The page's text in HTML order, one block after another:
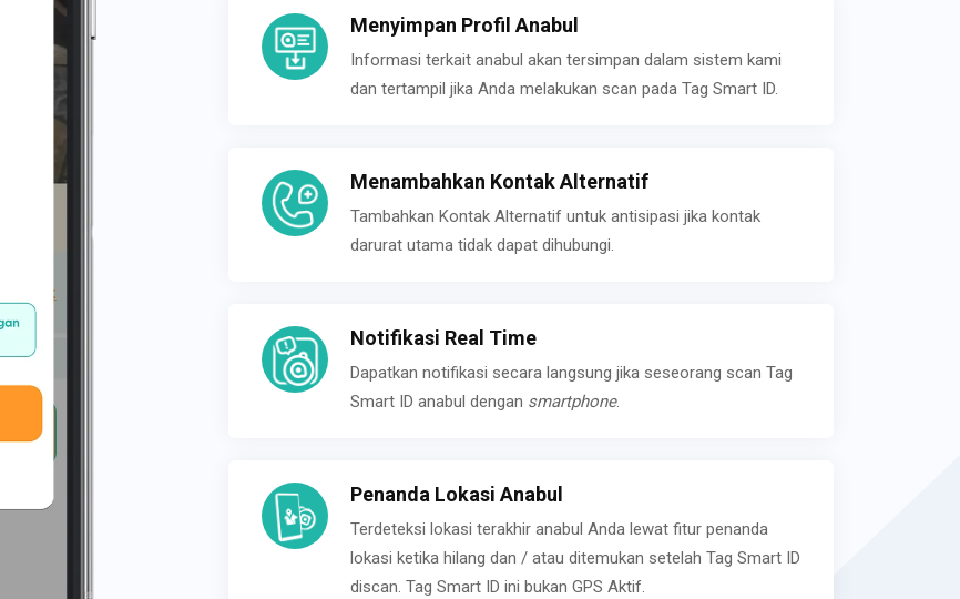
Menyimpan Profil Anabul
Informasi terkait anabul akan tersimpan dalam sistem kami
dan tertampil jika Anda melakukan scan pada Tag Smart ID.
Menambahkan Kontak Alternatif
Tambahkan Kontak Alternatif untuk antisipasi jika kontak
darurat utama tidak dapat dihubungi.
Notifikasi Real Time
Dapatkan notifikasi secara langsung jika seseorang scan Tag
Smart ID anabul dengan smartphone.
Penanda Lokasi Anabul
Terdeteksi lokasi terakhir anabul Anda lewat fitur penanda
lokasi ketika hilang dan / atau ditemukan setelah Tag Smart ID
discan. Tag Smart ID ini bukan GPS Aktif.